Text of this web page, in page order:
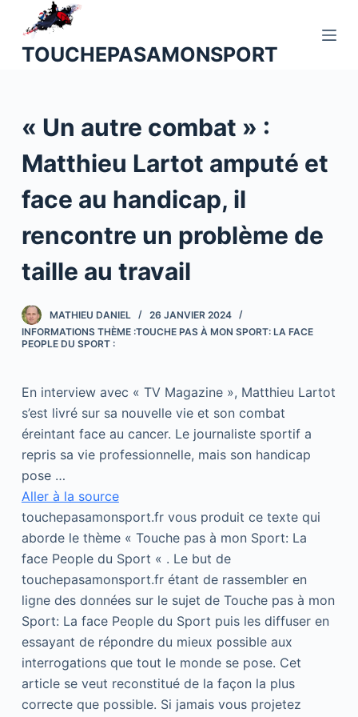
o
e
u
TOUCHEPASAMONSPORT
« Un autre combat » :
Matthieu Lartot amputé et
face au handicap, il
rencontre un problème de
taille au travail
MATHIEU DANIEL
26 JANVIER 2024
INFORMATIONS THÈME :TOUCHE PAS À MON SPORT: LA FACE
PEOPLE DU SPORT :
En interview avec « TV Magazine », Matthieu Lartot
s’est livré sur sa nouvelle vie et son combat
éreintant face au cancer. Le journaliste sportif a
repris sa vie professionnelle, mais son handicap
pose …
Aller à la source
touchepasamonsport.fr vous produit ce texte qui
aborde le thème « Touche pas à mon Sport: La
face People du Sport « . Le but de
touchepasamonsport.fr étant de rassembler en
ligne des données sur le sujet de Touche pas à mon
Sport: La face People du Sport puis les diffuser en
essayant de répondre du mieux possible aux
interrogations que tout le monde se pose. Cet
article se veut reconstitué de la façon la plus
correcte que possible. Si jamais vous projetez